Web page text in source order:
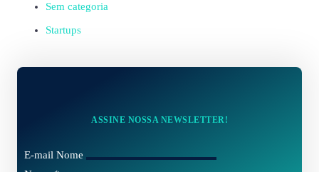
Sem categoria
Startups
ASSINE NOSSA NEWSLETTER!
E-mail Nome